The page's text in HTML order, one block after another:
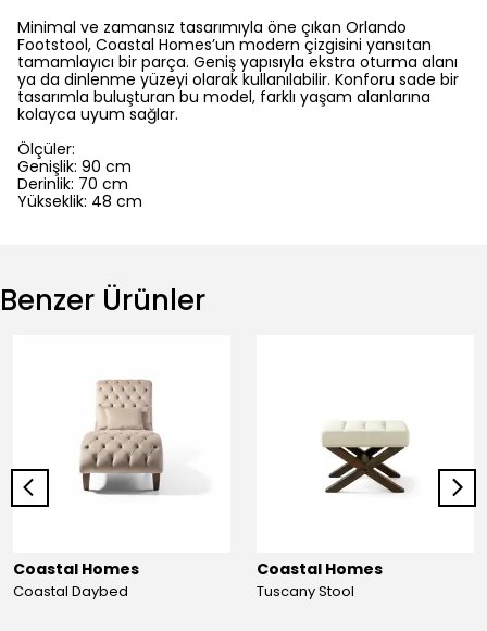
Minimal ve zamansız tasarımıyla öne çıkan Orlando
Footstool, Coastal Homes’un modern çizgisini yansıtan
tamamlayıcı bir parça. Geniş yapısıyla ekstra oturma alanı
ya da dinlenme yüzeyi olarak kullanılabilir. Konforu sade bir
tasarımla buluşturan bu model, farklı yaşam alanlarına
kolayca uyum sağlar.
Ölçüler:
Genişlik: 90 cm
Derinlik: 70 cm
Yükseklik: 48 cm
Benzer Ürünler
Coastal Homes
Coastal Daybed
Coastal Homes
Tuscany Stool